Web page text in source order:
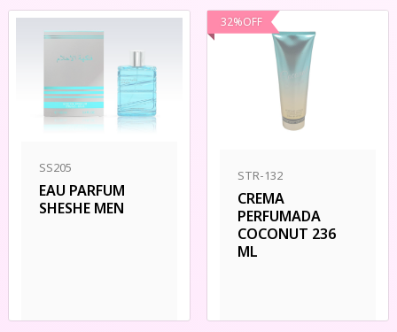
SS205
EAU PARFUM
SHESHE MEN
32%OFF
STR-132
CREMA
PERFUMADA
COCONUT 236
ML